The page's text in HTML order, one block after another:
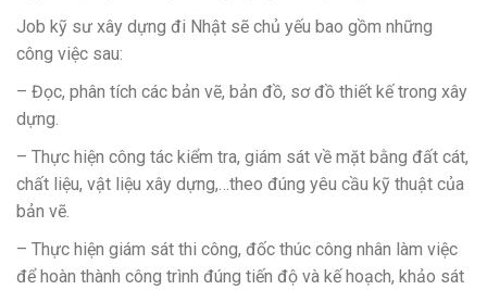
Job kỹ sư xây dựng đi Nhật sẽ chủ yếu bao gồm những
công việc sau:
– Đọc, phân tích các bản vẽ, bản đồ, sơ đồ thiết kế trong xây
dựng.
– Thực hiện công tác kiểm tra, giám sát về mặt bằng đất cát,
chất liệu, vật liệu xây dựng,…theo đúng yêu cầu kỹ thuật của
bản vẽ.
– Thực hiện giám sát thi công, đốc thúc công nhân làm việc
để hoàn thành công trình đúng tiến độ và kế hoạch, khảo sát